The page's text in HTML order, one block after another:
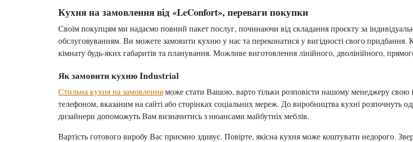
Кухня на замовлення від «LeConfort», переваги покупки
Своїм покупцям ми надаємо повний пакет послуг, починаючи від складання проєкту за
обслуговуванням. Ви можете замовити кухню у нас та переконатися у вигідності свого придбання.
кімнату будь-яких габаритів та планування. Можливе виготовлення лінійного, дволінійного,
Як замовити кухню Industrial
Стильна кухня на замовленняможе стати Вашою, варто тільки розповісти нашому менеджеру свою
телефоном, вказаним на сайті або сторінках соціальних мереж. До виробництва кухні розпочнуть
дизайнери допоможуть Вам визначитись з нюансами майбутніх меблів.
Вартість готового виробу Вас приємно здивує. Повірте, якісна кухня може коштувати недорого.